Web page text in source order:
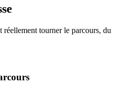
tourner le parcours, du